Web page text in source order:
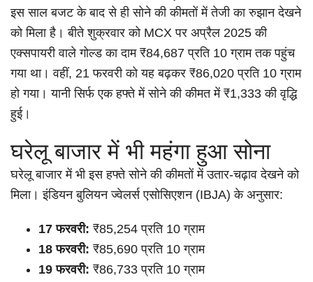
इस साल बजट के बाद से ही सोने की कीमतों में तेजी का रुझान देखने
को मिला है। बीते शुक्रवार को MCX पर अप्रैल 2025 की
एक्सपायरी वाले गोल्ड का दाम ₹84,687 प्रति 10 ग्राम तक पहुंच
गया था। वहीं, 21 फरवरी को यह बढ़कर ₹86,020 प्रति 10 ग्राम
हो गया। यानी सिर्फ एक हफ्ते में सोने की कीमत में ₹1,333 की वृद्धि
हुई।
घरेलू बाजार में भी महंगा हुआ सोना
घरेलू बाजार में भी इस हफ्ते सोने की कीमतों में उतार-चढ़ाव देखने को
मिला। इंडियन बुलियन ज्वेलर्स एसोसिएशन (IBJA) के अनुसार:
17 फरवरी: ₹85,254 प्रति 10 ग्राम
18 फरवरी: ₹85,690 प्रति 10 ग्राम
19 फरवरी: ₹86,733 प्रति 10 ग्राम